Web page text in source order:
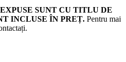
SUNT CU TITLU DE
INCLUSE ÎN PREȚ. Pentru mai